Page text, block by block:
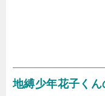
地縛少年花子く